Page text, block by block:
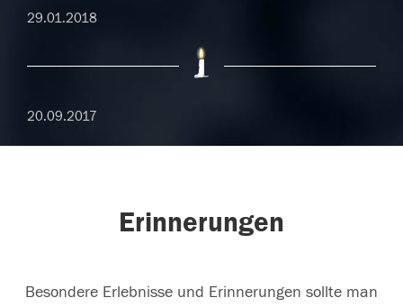
29.01.2018
20.09.2017
Erinnerungen
Besondere Erlebnisse und Erinnerungen sollte man